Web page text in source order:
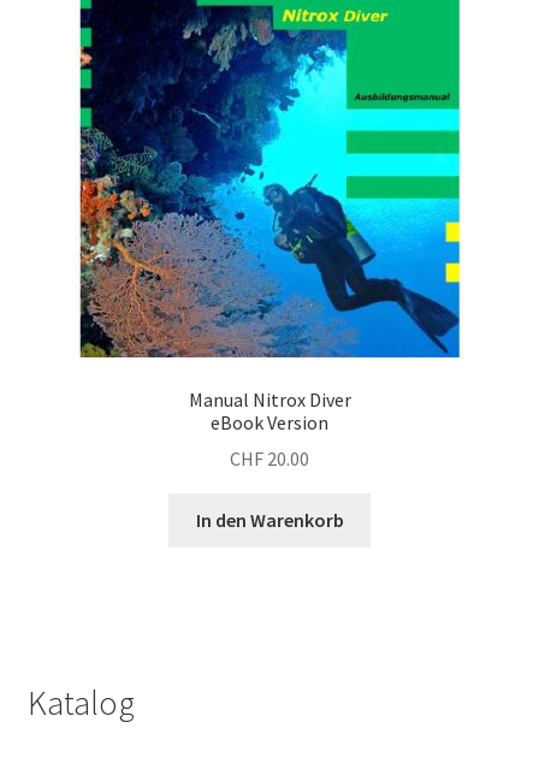
Manual Nitrox Diver
eBook Version
CHF 20.00
In den Warenkorb
Katalog